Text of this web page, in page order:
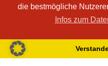
die bestmögliche
Infos zum